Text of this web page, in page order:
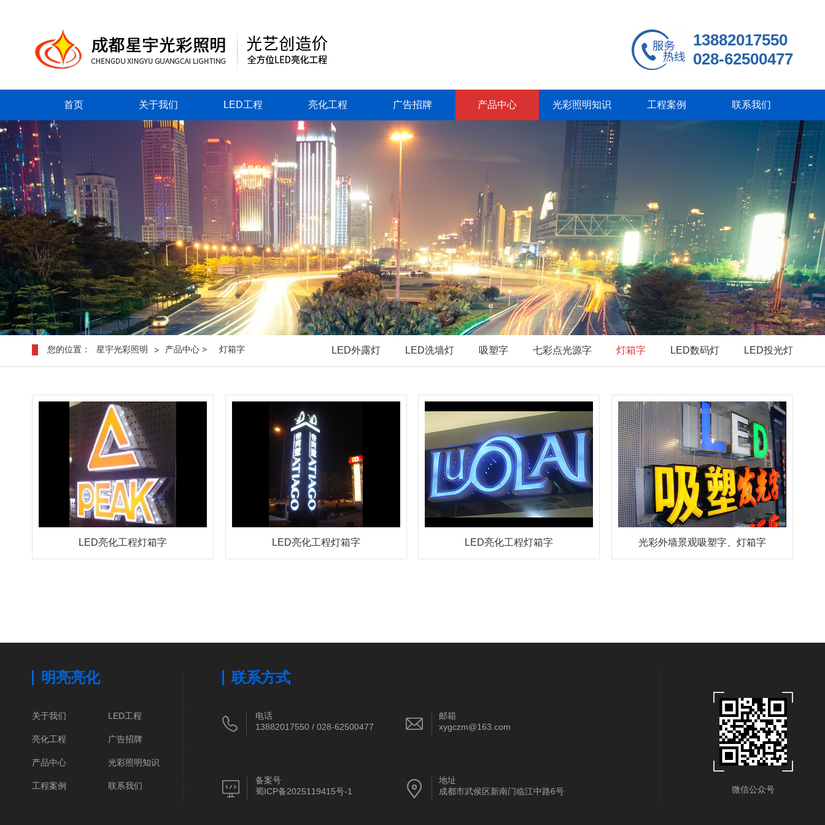
13882017550
028-62500477
首页 关于我们 LED工程 亮化工程 广告招牌 产品中心 光彩照明知识 工程案例 联系我们
您的位置： 星宇光彩照明 > 产品中心 > 灯箱字 LED外露灯 LED洗墙灯 吸塑字 七彩点光源字 灯箱字 LED数码灯 LED投光灯
LED亮化工程灯箱字 LED亮化工程灯箱字 LED亮化工程灯箱字 光彩外墙景观吸塑字、灯箱字
明亮亮化
关于我们 LED工程
亮化工程 广告招牌
产品中心 光彩照明知识
工程案例 联系我们
联系方式
电话
13882017550 / 028-62500477
邮箱
xygczm@163.com
备案号
蜀ICP备2025119415号-1
地址
成都市武侯区新南门临江中路6号
微信公众号